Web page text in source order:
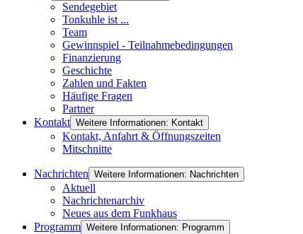
Sendegebiet
Tonkuhle ist ...
Team
Gewinnspiel - Teilnahmebedingungen
Finanzierung
Geschichte
Zahlen und Fakten
Häufige Fragen
Partner
Kontakt Weitere Informationen: Kontakt
Kontakt, Anfahrt & Öffnungszeiten
Mitschnitte
Nachrichten Weitere Informationen: Nachrichten
Aktuell
Nachrichtenarchiv
Neues aus dem Funkhaus
Programm Weitere Informationen: Programm